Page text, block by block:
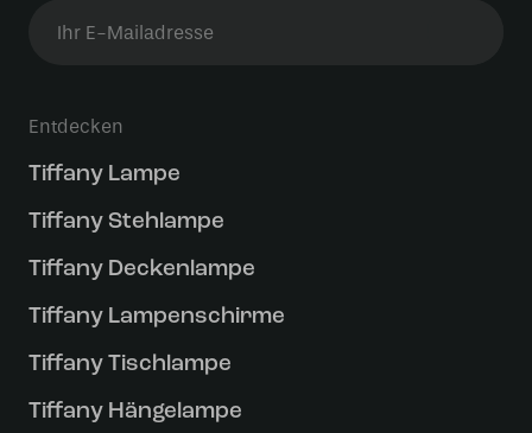
Entdecken
Tiffany Lampe
Tiffany Stehlampe
Tiffany Deckenlampe
Tiffany Lampenschirme
Tiffany Tischlampe
Tiffany Hängelampe